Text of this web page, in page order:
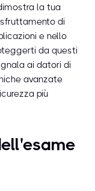
la tua
di
e nello
da questi
ai datori di
avanzate
più